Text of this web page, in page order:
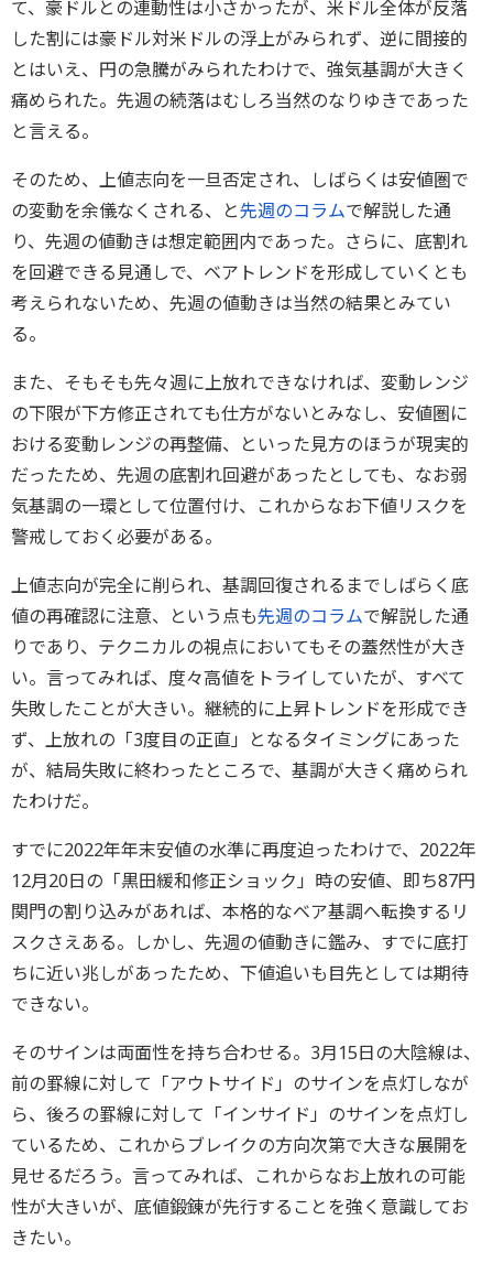
て、豪ドルとの連動性は小さかったが、米ドル全体が反落
した割には豪ドル対米ドルの浮上がみられず、逆に間接的
とはいえ、円の急騰がみられたわけで、強気基調が大きく
痛められた。先週の続落はむしろ当然のなりゆきであった
と言える。
そのため、上値志向を一旦否定され、しばらくは安値圏で
の変動を余儀なくされる、と先週のコラムで解説した通
り、先週の値動きは想定範囲内であった。さらに、底割れ
を回避できる見通しで、ベアトレンドを形成していくとも
考えられないため、先週の値動きは当然の結果とみてい
る。
また、そもそも先々週に上放れできなければ、変動レンジ
の下限が下方修正されても仕方がないとみなし、安値圏に
おける変動レンジの再整備、といった見方のほうが現実的
だったため、先週の底割れ回避があったとしても、なお弱
気基調の一環として位置付け、これからなお下値リスクを
警戒しておく必要がある。
上値志向が完全に削られ、基調回復されるまでしばらく底
値の再確認に注意、という点も先週のコラムで解説した通
りであり、テクニカルの視点においてもその蓋然性が大き
い。言ってみれば、度々高値をトライしていたが、すべて
失敗したことが大きい。継続的に上昇トレンドを形成でき
ず、上放れの「3度目の正直」となるタイミングにあった
が、結局失敗に終わったところで、基調が大きく痛められ
たわけだ。
すでに2022年年末安値の水準に再度迫ったわけで、2022年
12月20日の「黒田緩和修正ショック」時の安値、即ち87円
関門の割り込みがあれば、本格的なベア基調へ転換するリ
スクさえある。しかし、先週の値動きに鑑み、すでに底打
ちに近い兆しがあったため、下値追いも目先としては期待
できない。
そのサインは両面性を持ち合わせる。3月15日の大陰線は、
前の罫線に対して「アウトサイド」のサインを点灯しなが
ら、後ろの罫線に対して「インサイド」のサインを点灯し
ているため、これからブレイクの方向次第で大きな展開を
見せるだろう。言ってみれば、これからなお上放れの可能
性が大きいが、底値鍛錬が先行することを強く意識してお
きたい。